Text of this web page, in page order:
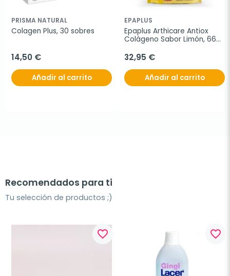
PRISMA NATURAL
Colagen Plus, 30 sobres
14,50 €
Añadir al carrito
EPAPLUS
Epaplus Arthicare Antiox
Colágeno Sabor Limón, 668
32,95 €
Añadir al carrito
Recomendados para ti
Tu selección de productos ;)
favorite_border favorite_border